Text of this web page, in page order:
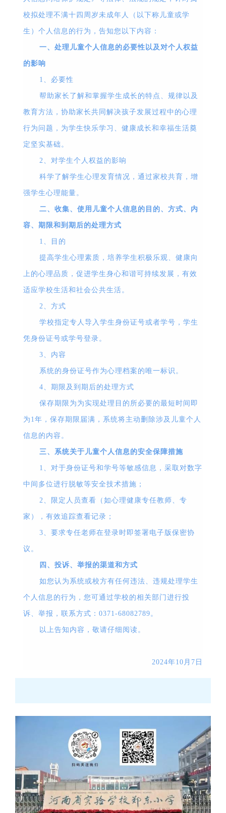
校拟处理不满十四周岁未成年人（以下称儿童或学
生）个人信息的行为，告知您以下内容：
一、处理儿童个人信息的必要性以及对个人权益
的影响
1 、必要性
帮助家长了解和掌握学生成长的特点、规律以及
教育方法，协助家长共同解决孩子发展过程中的心理
行为问题，为学生快乐学习、健康成长和幸福生活奠
定坚实基础。
2、对学生个人权益的影响
科学了解学生心理发育情况，通过家校共育，增
强学生心理能量。
二、收集、使用儿童个人信息的目的、方式、内
容、期限和到期后的处理方式
1 、目的
提高学生心理素质，培养学生积极乐观、健康向
上的心理品质，促进学生身心和谐可持续发展，有效
适应学校生活和社会公共生活。
2、方式
学校指定专人导入学生身份证号或者学号，学生
凭身份证号或学号登录。
3、内容
系统的身份证号作为心理档案的唯一标识。
4、期限及到期后的处理方式
保存期限为为实现处理目的所必要的最短时间即
为 1年，保存期限届满，系统将主动删除涉及儿童个人
信息的内容。
三、系统关于儿童个人信息的安全保障措施
1 、对于身份证号和学号等敏感信息，采取对数字
中间多位进行脱敏等安全技术措施；
2、限定人员查看（如心理健康专任教师、专
家），有效追踪查看记录；
3、要求专任老师在登录时即签署电子版保密协
议。
四、投诉、举报的渠道和方式
如您认为系统或校方有任何违法、违规处理学生
个人信息的行为，您可通过学校的相关部门进行投
诉、举报，联系方式： 0371-68082789。
以上告知内容，敬请仔细阅读。
2024年10 月 7 日